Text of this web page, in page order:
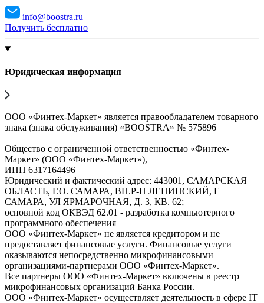
info@boostra.ru
Получить бесплатно
Юридическая информация
ООО «Финтех-Маркет» является правообладателем товарного
знака (знака обслуживания) «BOOSTRA» № 575896
Общество с ограниченной ответственностью «Финтех-
Маркет» (ООО «Финтех-Маркет»),
ИНН 6317164496
Юридический и фактический адрес: 443001, САМАРСКАЯ
ОБЛАСТЬ, Г.О. САМАРА, ВН.Р-Н ЛЕНИНСКИЙ, Г
САМАРА, УЛ ЯРМАРОЧНАЯ, Д. 3, КВ. 62;
основной код ОКВЭД 62.01 - разработка компьютерного
программного обеспечения
ООО «Финтех-Маркет» не является кредитором и не
предоставляет финансовые услуги. Финансовые услуги
оказываются непосредственно микрофинансовыми
организациями-партнерами ООО «Финтех-Маркет».
Все партнеры ООО «Финтех-Маркет» включены в реестр
микрофинансовых организаций Банка России.
ООО «Финтех-Маркет» осуществляет деятельность в сфере IT